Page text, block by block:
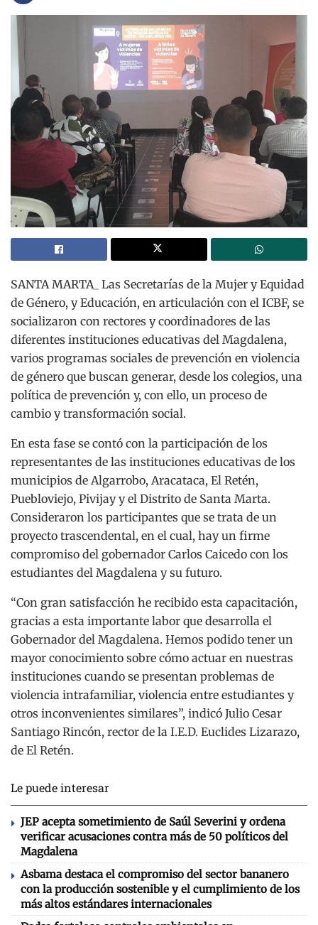
SANTA MARTA_ Las Secretarías de la Mujer y Equidad
de Género, y Educación, en articulación con el ICBF, se
socializaron con rectores y coordinadores de las
diferentes instituciones educativas del Magdalena,
varios programas sociales de prevención en violencia
de género que buscan generar, desde los colegios, una
política de prevención y, con ello, un proceso de
cambio y transformación social.
En esta fase se contó con la participación de los
representantes de las instituciones educativas de los
municipios de Algarrobo, Aracataca, El Retén,
Puebloviejo, Pivijay y el Distrito de Santa Marta.
Consideraron los participantes que se trata de un
proyecto trascendental, en el cual, hay un firme
compromiso del gobernador Carlos Caicedo con los
estudiantes del Magdalena y su futuro.
“Con gran satisfacción he recibido esta capacitación,
gracias a esta importante labor que desarrolla el
Gobernador del Magdalena. Hemos podido tener un
mayor conocimiento sobre cómo actuar en nuestras
instituciones cuando se presentan problemas de
violencia intrafamiliar, violencia entre estudiantes y
otros inconvenientes similares”, indicó Julio Cesar
Santiago Rincón, rector de la I.E.D. Euclides Lizarazo,
de El Retén.
Le puede interesar
JEP acepta sometimiento de Saúl Severini y ordena
verificar acusaciones contra más de 50 políticos del
Magdalena
Asbama destaca el compromiso del sector bananero
con la producción sostenible y el cumplimiento de los
más altos estándares internacionales